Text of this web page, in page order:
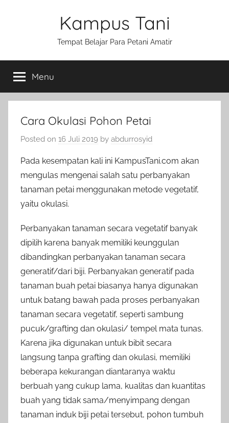
Kampus Tani
Tempat Belajar Para Petani Amatir
Menu
Cara Okulasi Pohon Petai
Posted on 16 Juli 2019 by abdurrosyid
Pada kesempatan kali ini KampusTani.com akan
mengulas mengenai salah satu perbanyakan
tanaman petai menggunakan metode vegetatif,
yaitu okulasi.
Perbanyakan tanaman secara vegetatif banyak
dipilih karena banyak memiliki keunggulan
dibandingkan perbanyakan tanaman secara
generatif/dari biji. Perbanyakan generatif pada
tanaman buah petai biasanya hanya digunakan
untuk batang bawah pada proses perbanyakan
tanaman secara vegetatif, seperti sambung
pucuk/grafting dan okulasi/ tempel mata tunas.
Karena jika digunakan untuk bibit secara
langsung tanpa grafting dan okulasi, memiliki
beberapa kekurangan diantaranya waktu
berbuah yang cukup lama, kualitas dan kuantitas
buah yang tidak sama/menyimpang dengan
tanaman induk biji petai tersebut, pohon tumbuh